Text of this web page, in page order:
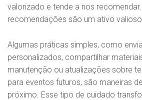
valorizado e tende a nos recomendar.
recomendações são um ativo
Algumas práticas simples, como
personalizados, compartilhar
manutenção ou atualizações sobre
para eventos futuros, são maneiras
próximo. Esse tipo de cuidado